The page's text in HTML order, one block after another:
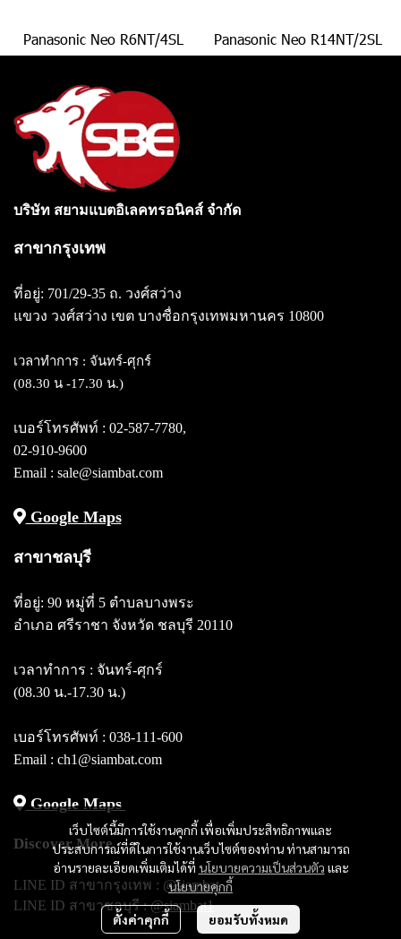
Panasonic Neo R6NT/4SL Panasonic Neo R14NT/2SL
เว็บไซต์นี้มีการใช้งานคุกกี้ เพื่อเพิ่มประสิทธิภาพและ
ประสบการณ์ที่ดีในการใช้งานเว็บไซต์ของท่าน ท่านสามารถ
อ่านรายละเอียดเพิ่มเติมได้ที่ นโยบายความเป็นส่วนตัว และ
นโยบายคุกกี้
ตั้งค่าคุกกี้ ยอมรับทั้งหมด
บริษัท สยามแบตอิเลคทรอนิคส์ จำกัด
สาขากรุงเทพ
ที่อยู่: 701/29-35 ถ. วงศ์สว่าง
แขวง วงศ์สว่าง เขต บางซื่อกรุงเทพมหานคร 10800
เวลาทำการ : จันทร์-ศุกร์
(08.30 น -17.30 น.)
เบอร์โทรศัพท์ : 02-587-7780,
02-910-9600
Email : sale@siambat.com
Google Maps
สาขาชลบุรี
ที่อยู่: 90 หมู่ที่ 5 ตำบลบางพระ
อำเภอ ศรีราชา จังหวัด ชลบุรี 20110
เวลาทำการ : จันทร์-ศุกร์
(08.30 น.-17.30 น.)
เบอร์โทรศัพท์ : 038-111-600
Email : ch1@siambat.com
Google Maps
Discover More
LINE ID สาขากรุงเทพ : @siambat
LINE ID สาขาชลบุรี :@siambat1